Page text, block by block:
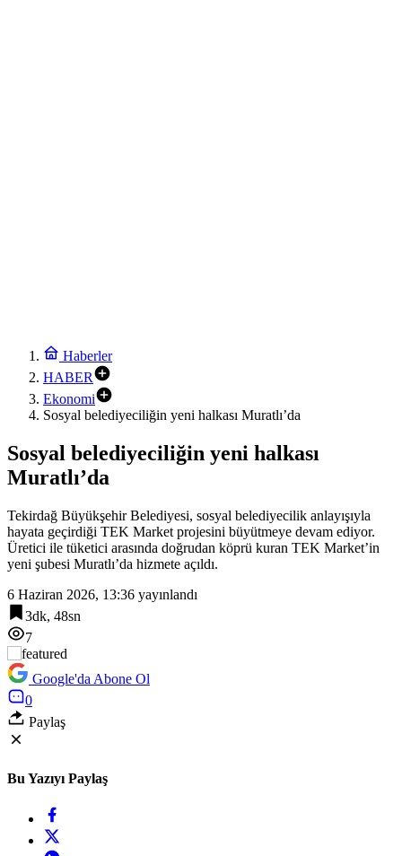
Haberler
HABER
Ekonomi
Sosyal belediyeciliğin yeni halkası Muratlı’da
Sosyal belediyeciliğin yeni halkası
Muratlı’da
Tekirdağ Büyükşehir Belediyesi, sosyal belediyecilik anlayışıyla
hayata geçirdiği TEK Market projesini büyütmeye devam ediyor.
Üretici ile tüketici arasında doğrudan köprü kuran TEK Market’in
yeni şubesi Muratlı’da hizmete açıldı.
6 Haziran 2026, 13:36 yayınlandı
3dk, 48sn
7
Google'da Abone Ol
0
Paylaş
Bu Yazıyı Paylaş